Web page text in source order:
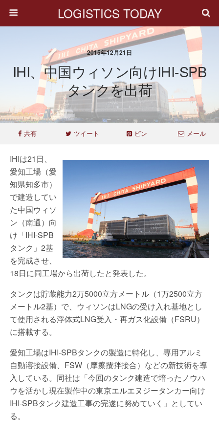
LOGISTICS TODAY
2015年12月21日
IHI、中国ウィソン向けIHI-SPB
タンクを出荷
共有 ツイート ピン メール
IHIは21日、
愛知工場（愛
知県知多市）
で建造してい
た中国ウィソ
ン（南通）向
け「IHI-SPB
タンク」2基
を完成させ、
18日に同工場から出荷したと発表した。
タンクは貯蔵能力2万5000立方メートル（1万2500立方
メートル2基）で、ウィソンはLNGの受け入れ基地とし
て使用される浮体式LNG受入・再ガス化設備（FSRU）
に搭載する。
愛知工場はIHI-SPBタンクの製造に特化し、専用アルミ
自動溶接設備、FSW（摩擦攪拌接合）などの新技術を導
入している。同社は「今回のタンク建造で培ったノウハ
ウを活かし現在製作中の東京エルエヌジータンカー向け
IHI-SPBタンク建造工事の完遂に努めていく」としてい
る。